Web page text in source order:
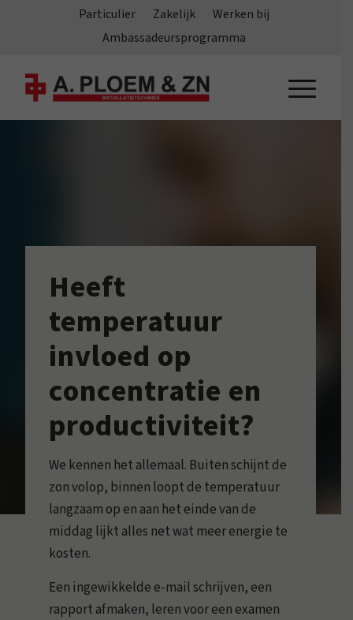
Particulier Zakelijk
Werken bij
Ambassadeursprogramma
Heeft
temperatuur
invloed op
concentratie en
productiviteit?
We kennen het allemaal. Buiten schijnt de
zon volop, binnen loopt de temperatuur
langzaam op en aan het einde van de
middag lijkt alles net wat meer energie te
kosten.
Een ingewikkelde e-mail schrijven, een
rapport afmaken, leren voor een examen